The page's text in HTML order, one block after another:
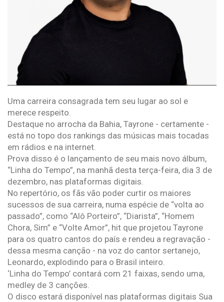
Uma carreira consagrada tem seu lugar ao sol e
merece respeito.
Destaque no arrocha da Bahia, Tayrone - certamente -
está no topo dos rankings das músicas mais tocadas
em rádios e na internet.
Prova disso é o lançamento de seu mais novo álbum,
“Linha do Tempo”, na manhã desta terça-feira, dia 3 de
dezembro, nas plataformas digitais.
No repertório, os fãs vão poder curtir os maiores
sucessos de sua carreira, numa espécie de “volta ao
passado”, como “Alô Porteiro”, “Diarista”, “Homem
Chora, Sim” e “Volte Amor”, hit que projetou Tayrone
para os quatro cantos do país e rendeu a regravação -
dessa mesma canção - na voz do cantor sertanejo,
Leonardo, explodindo para o Brasil inteiro.
‘Linha do Tempo’ contará com 21 faixas, sendo uma,
medley de 3 canções.
O disco estará disponível nas plataformas digitais Sua